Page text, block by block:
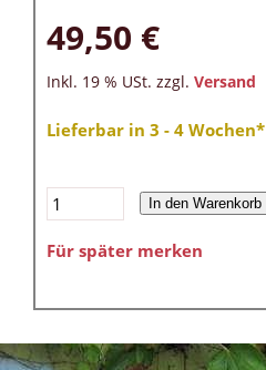
49,50 €
Inkl. 19 % USt. zzgl. Versand
Lieferbar in 3 - 4 Wochen*
In den Warenkorb
Für später merken